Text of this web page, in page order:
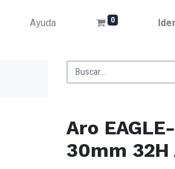
Ayuda 0
Aro
30mm